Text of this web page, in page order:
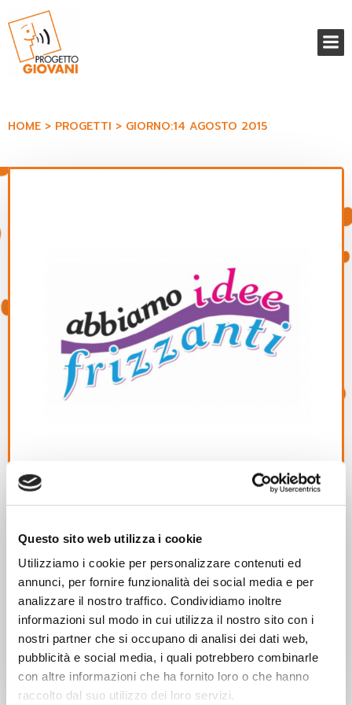
Questo sito web utilizza i cookie
Utilizziamo i cookie per personalizzare contenuti ed
annunci, per fornire funzionalità dei social media e per
analizzare il nostro traffico. Condividiamo inoltre
informazioni sul modo in cui utilizza il nostro sito con i
nostri partner che si occupano di analisi dei dati web,
pubblicità e social media, i quali potrebbero combinarle
con altre informazioni che ha fornito loro o che hanno
raccolto dal suo utilizzo dei loro servizi.
HOME PROGETTI GIORNO:14 AGOSTO 2015
Progetti Locali
Bando 2015 abbiamo idee frizzanti
L’Assessorato alle Politiche Giovanili del Comune di
Monselice stanzia €.7.500,00 per il finanziamento di
progetti […]
Leggi di più